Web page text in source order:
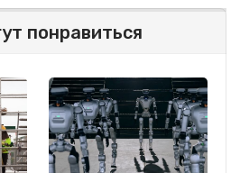
понравиться